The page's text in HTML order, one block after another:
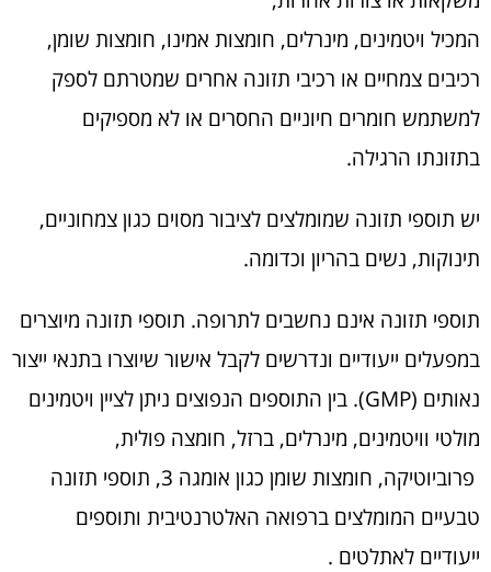
המכיל ויטמינים, מינרלים, חומצות אמינו, חומצות שומן,
רכיבים צמחיים או רכיבי תזונה אחרים שמטרתם לספק
למשתמש חומרים חיוניים החסרים או לא מספיקים
בתזונתו הרגילה.
יש תוספי תזונה שמומלצים לציבור מסוים כגון צמחוניים,
תינוקות, נשים בהריון וכדומה.
תוספי תזונה אינם נחשבים לתרופה. תוספי תזונה מיוצרים
במפעלים ייעודיים ונדרשים לקבל אישור שיוצרו בתנאי ייצור
נאותים (GMP). בין התוספים הנפוצים ניתן לציין ויטמינים
מולטי וויטמינים, מינרלים, ברזל, חומצה פולית,
פרוביוטיקה, חומצות שומן כגון אומגה 3, תוספי תזונה
טבעיים המומלצים ברפואה האלטרנטיבית ותוספים
ייעודיים לאתלטים .